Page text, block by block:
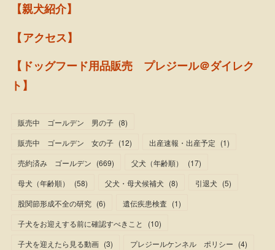
【親犬紹介】
【アクセス】
【ドッグフード用品販売 プレジール＠ダイレク
ト】
販売中 ゴールデン 男の子 (8)
販売中 ゴールデン 女の子 (12) 出産速報・出産予定 (1)
売約済み ゴールデン (669) 父犬（年齢順） (17)
母犬（年齢順）
(58) 父犬・母犬候補犬 (8) 引退犬 (5)
股関節形成不全の研究 (6) 遺伝疾患検査 (1)
子犬をお迎えする前に確認すべきこと
(10)
子犬を迎えたら見る動画 (3) プレジールケンネル ポリシー (4)